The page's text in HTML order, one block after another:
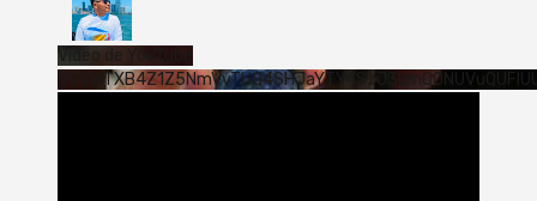
Vídeo de YouTube